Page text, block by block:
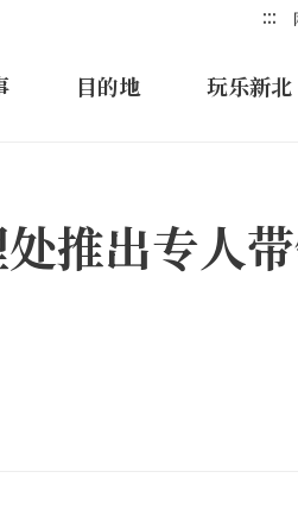
:::
目的地 玩乐新北
推出专人